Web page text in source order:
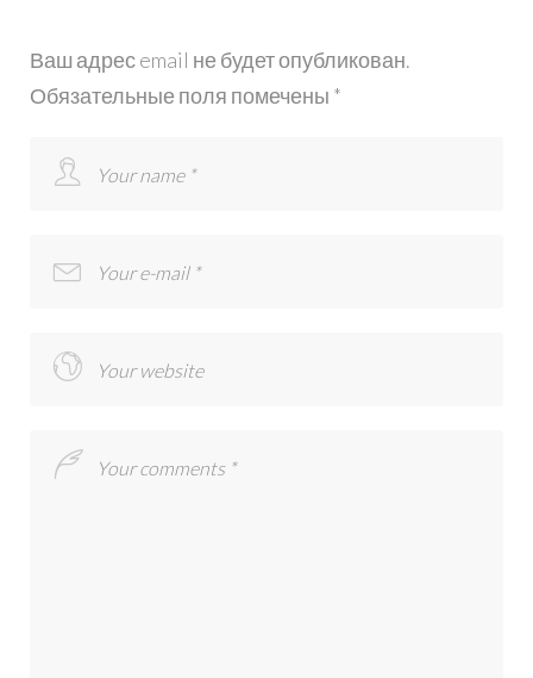
Ваш адрес email не будет опубликован.
Обязательные поля помечены *